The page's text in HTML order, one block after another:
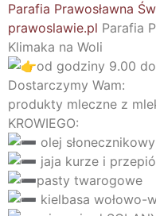
Parafia Prawosławna
prawoslawie.pl Parafia
Klimaka na Woli
od godziny 9.00
Dostarczymy Wam:
produkty mleczne z
KROWIEGO:
olej słonecznikowy
jaja kurze i
pasty twarogowe
kielbasa wołowo-